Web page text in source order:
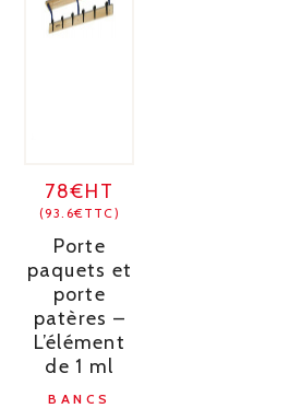
78€HT
(93.6€TTC)
Porte
paquets et
porte
patères –
L’élément
de 1 ml
BANCS